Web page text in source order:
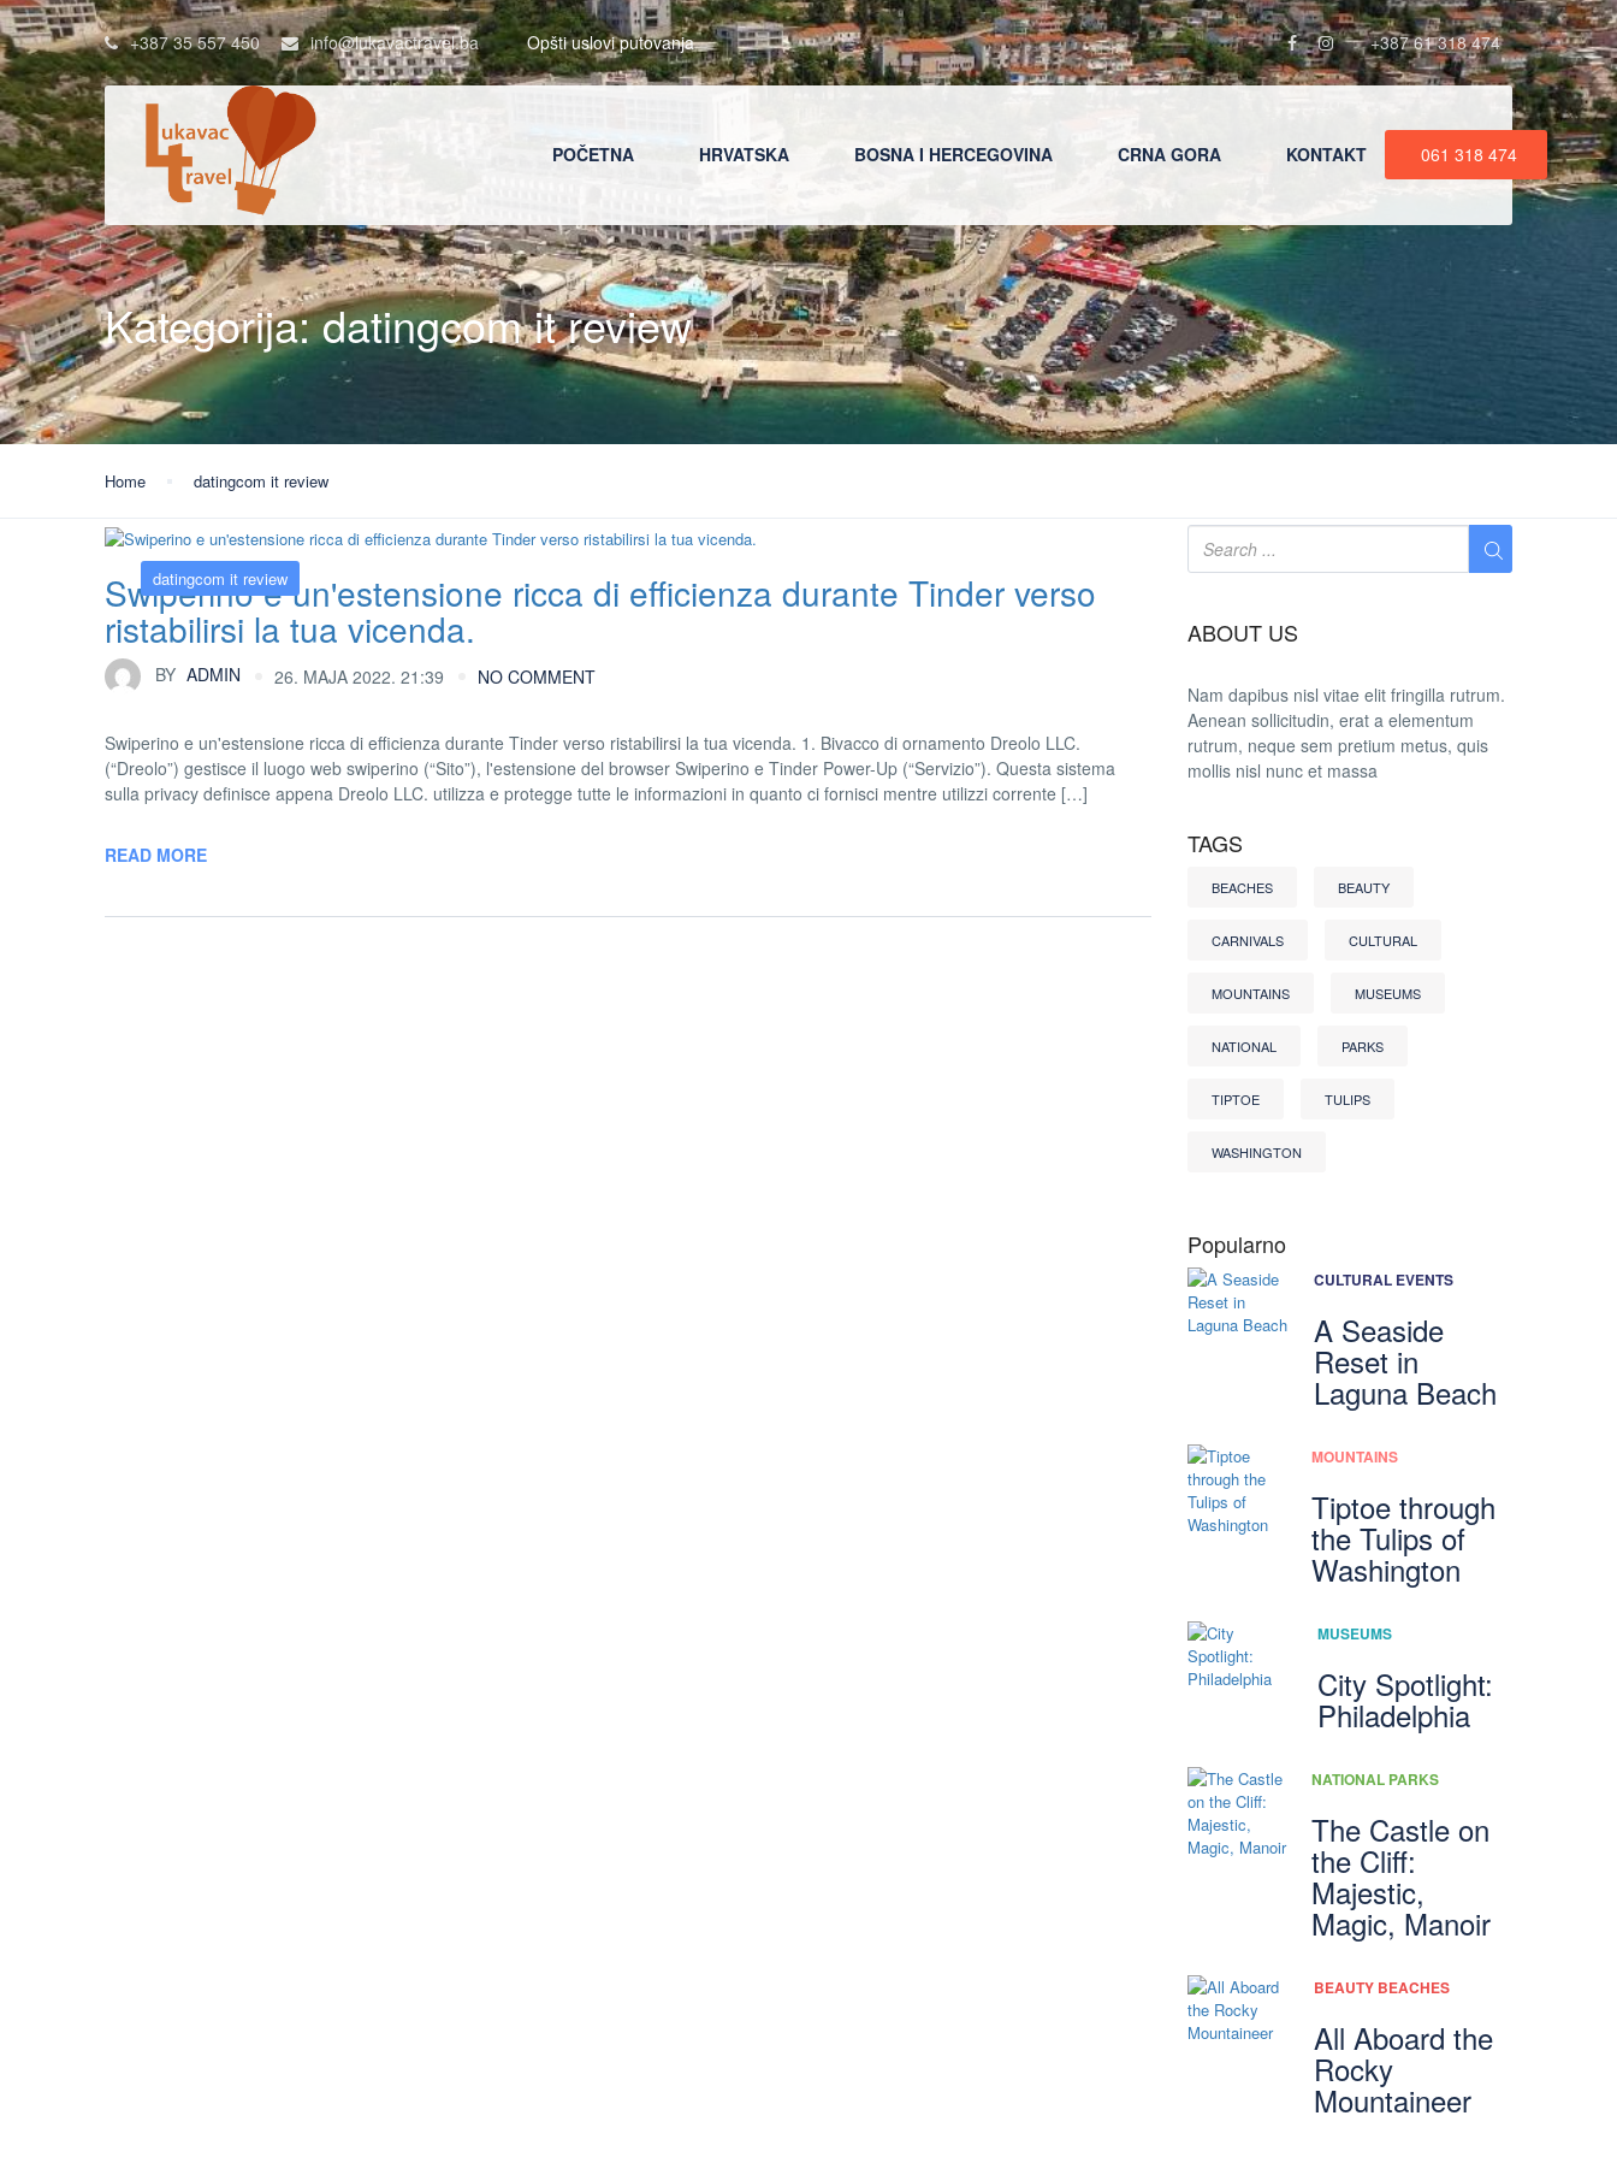
+387 35 557 450 info@lukavactravel.ba Opšti uslovi putovanja +387 61 318 474
POČETNA HRVATSKA BOSNA I HERCEGOVINA CRNA GORA KONTAKT 061 318 474
Kategorija:datingcom it review
Home datingcom it review
datingcom it review
Swiperino e un'estensione ricca di efficienza durante Tinder verso
ristabilirsi la tua vicenda.
BY ADMIN 26. MAJA 2022. 21:39 NO COMMENT
Swiperino e un'estensione ricca di efficienza durante Tinder verso ristabilirsi la tua vicenda. 1. Bivacco di ornamento Dreolo LLC.
(“Dreolo”) gestisce il luogo web swiperino (“Sito”), l'estensione del browser Swiperino e Tinder Power-Up (“Servizio”). Questa sistema
sulla privacy definisce appena Dreolo LLC. utilizza e protegge tutte le informazioni in quanto ci fornisci mentre utilizzi corrente […]
READ MORE
ABOUT US
Nam dapibus nisl vitae elit fringilla rutrum.
Aenean sollicitudin, erat a elementum
rutrum, neque sem pretium metus, quis
mollis nisl nunc et massa
TAGS
BEACHES BEAUTY
CARNIVALS CULTURAL
MOUNTAINS MUSEUMS
NATIONAL PARKS
TIPTOE TULIPS
WASHINGTON
Popularno
CULTURAL EVENTS
A Seaside
Reset in
Laguna Beach
MOUNTAINS
Tiptoe through
the Tulips of
Washington
MUSEUMS
City Spotlight:
Philadelphia
NATIONAL PARKS
The Castle on
the Cliff:
Majestic,
Magic, Manoir
BEAUTY BEACHES
All Aboard the
Rocky
Mountaineer